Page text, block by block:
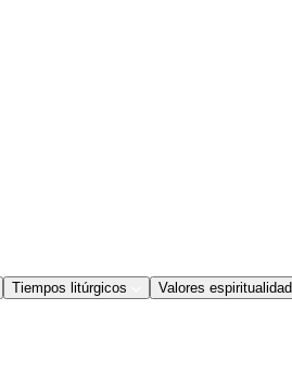
Tiempos litúrgicos Valores espiritualidad